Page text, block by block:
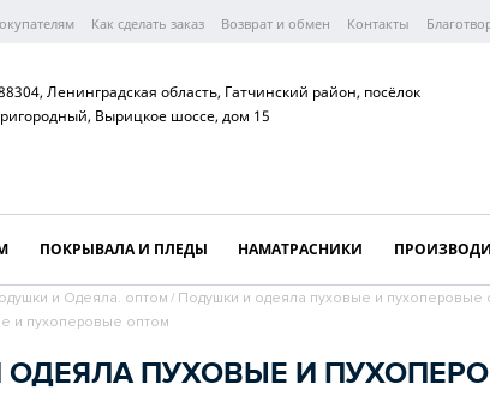
Как сделать заказ Возврат и обмен Контакты
Ленинградская область, Гатчинский район, посёлок
Вырицкое шоссе, дом 15
ПОКРЫВАЛА И ПЛЕДЫ НАМАТРАСНИКИ
и Одеяла. оптом / Подушки и одеяла пуховые и пухоперовые
и пухоперовые оптом
ПУХОВЫЕ И